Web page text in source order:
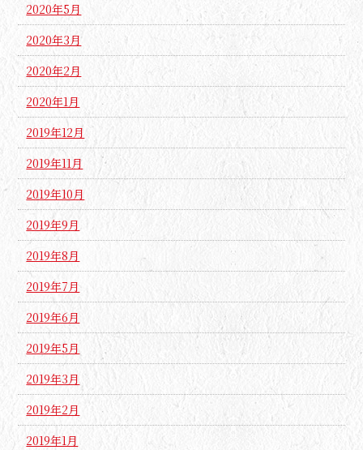
2020年5月
2020年3月
2020年2月
2020年1月
2019年12月
2019年11月
2019年10月
2019年9月
2019年8月
2019年7月
2019年6月
2019年5月
2019年3月
2019年2月
2019年1月